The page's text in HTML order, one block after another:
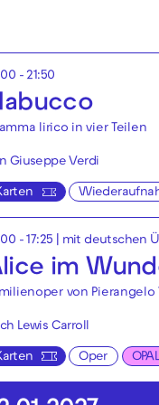
springen
- 21:50
lirico in vier Teilen
Giuseppe Verdi
- 17:25 mit deutschen
im
von
Lewis Carroll
Oper OPAL